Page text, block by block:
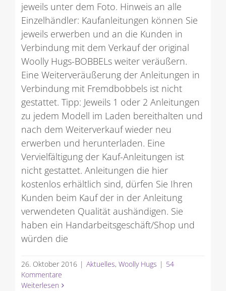
jeweils unter dem Foto. Hinweis an alle
Einzelhändler: Kaufanleitungen können Sie
jeweils erwerben und an die Kunden in
Verbindung mit dem Verkauf der original
Woolly Hugs-BOBBELs weiter veräußern.
Eine Weiterveräußerung der Anleitungen in
Verbindung mit Fremdbobbels ist nicht
gestattet. Tipp: Jeweils 1 oder 2 Anleitungen
zu jedem Modell im Laden bereithalten und
nach dem Weiterverkauf wieder neu
erwerben und herunterladen. Eine
Vervielfältigung der Kauf-Anleitungen ist
nicht gestattet. Anleitungen die hier
kostenlos erhältlich sind, dürfen Sie Ihren
Kunden beim Kauf der in der Anleitung
verwendeten Qualität aushändigen. Sie
haben ein Handarbeitsgeschäft/Shop und
würden die
26. Oktober 2016 | Aktuelles, Woolly Hugs | 54
Kommentare
Weiterlesen